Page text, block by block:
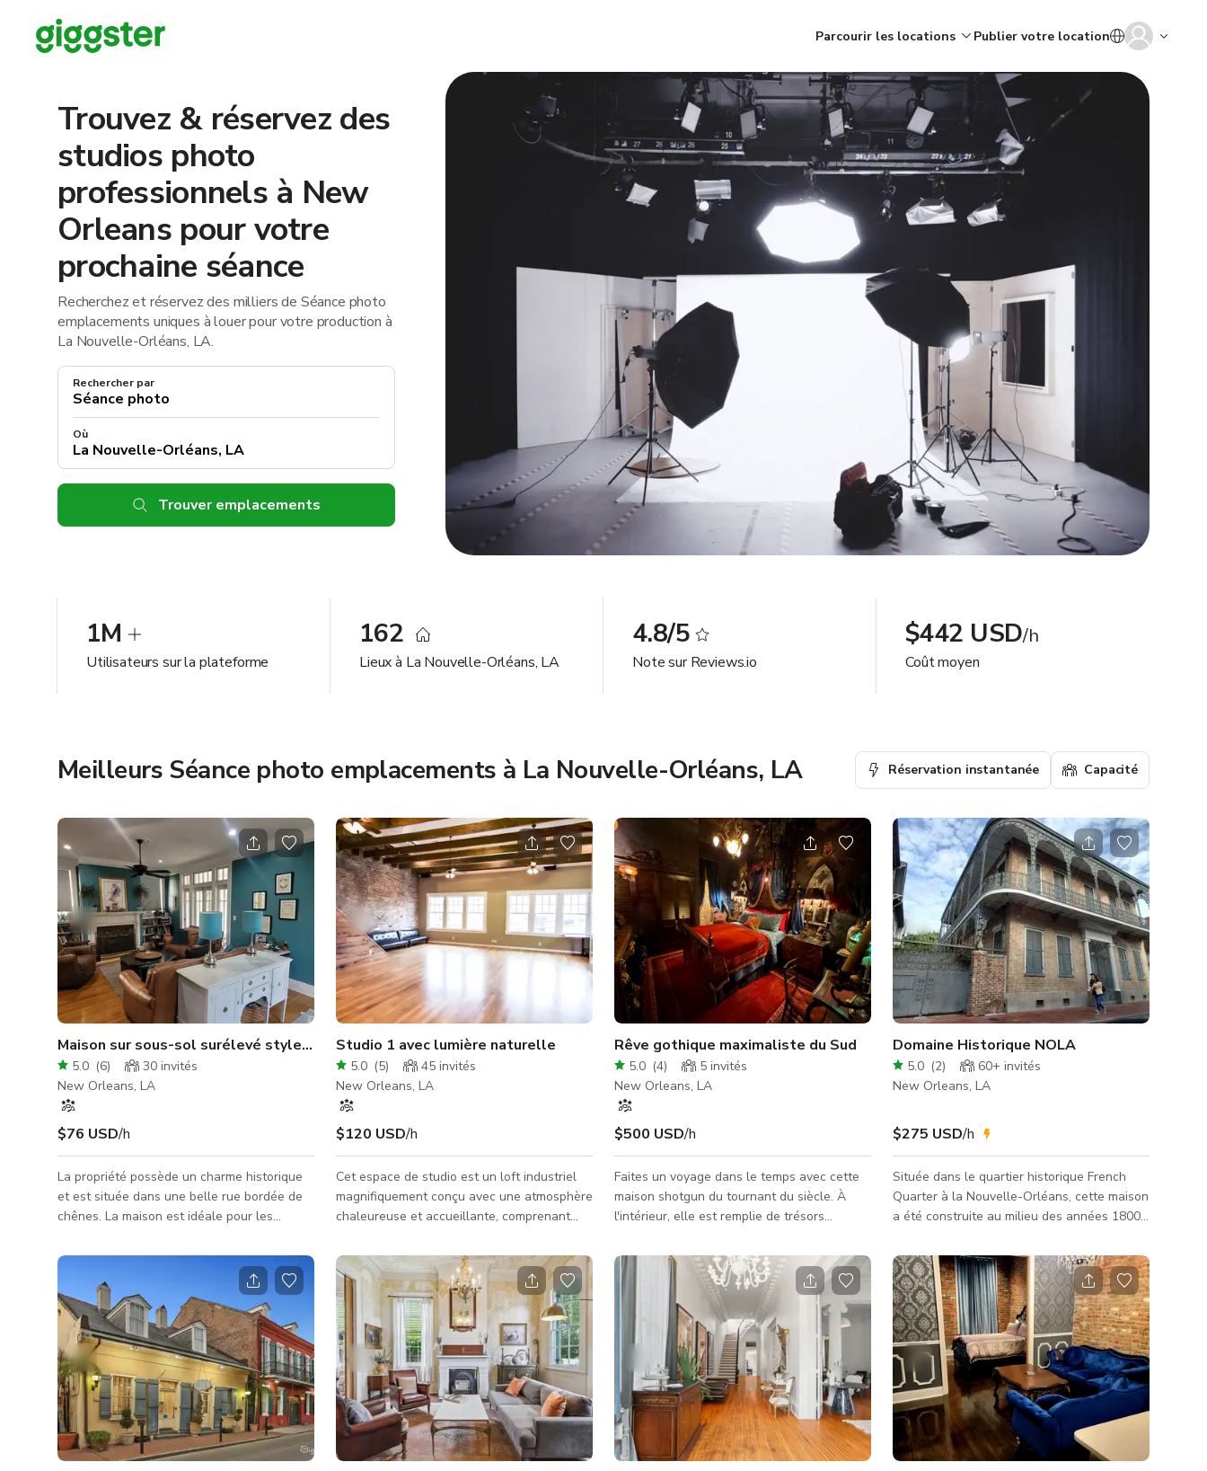
Parcourir les locations Publier votre location
Trouvez & réservez des
studios photo
professionnels à New
Orleans pour votre
prochaine séance
Recherchez et réservez des milliers de Séance photo
emplacements uniques à louer pour votre production à
La Nouvelle-Orléans, LA.
Rechercher par
Où
Trouver emplacements
1M
Utilisateurs sur la plateforme
162
Lieux à La Nouvelle-Orléans, LA
4.8/5
Note sur Reviews.io
$442 USD/h
Coût moyen
Meilleurs Séance photo emplacements à La Nouvelle-Orléans, LA Réservation instantanée Capacité
Maison sur sous-sol surélevé style Craftsman de 1916
5.0 (6) 30 invités
New Orleans, LA
$76 USD/h
La propriété possède un charme historique
et est située dans une belle rue bordée de
chênes. La maison est idéale pour les
l'extérieur. Elle est également idéale pour
les tournages nécessitant un décor intérieur
daté qui peut être amélioré avec du mobilier
approprié à l'époque. La disposition de la
maison offre de nombreux looks différents
avec suffisamment de variété pour
représenter plusieurs lieux. Cette propriété
de trois �
Studio 1 avec lumière naturelle
5.0 (5) 45 invités
New Orleans, LA
$120 USD/h
Cet espace de studio est un loft industriel
magnifiquement conçu avec une atmosphère
chaleureuse et accueillante, comprenant
poutres en bois rustiques et de grandes
fenêtres offrant une abondance de lumière
naturelle. Le plan ouvert et le sol en bois
élégant en font un cadre idéal pour des
réunions d'entreprise, des rassemblements
intimes, des productions créatives et des
séances photo. Avec un équilibre parfait
entre caractère et fonctionnalité,
Rêve gothique maximaliste du Sud
5.0 (4) 5 invités
New Orleans, LA
$500 USD/h
Faites un voyage dans le temps avec cette
maison shotgun du tournant du siècle. À
l'intérieur, elle est remplie de trésors
années, venant du monde entier. Elle est
sombre, d'ambiance, maximaliste,
victorienne. Lorsque vous ouvrez la porte,
vous êtes accueilli par une décoration
gothique du Sud. La taxidermie ancienne
abonde, de petits démons sont assis sur
chaque étagère. Est-elle hantée ? C'est
toujours le moment parfait de la soirée, peu
impo
Domaine Historique NOLA
5.0 (2) 60+ invités
New Orleans, LA
$275 USD/h
Située dans le quartier historique French
Quarter à la Nouvelle-Orléans, cette maison
a été construite au milieu des années 1800.
pouvant accueillir jusqu'à 2-3 voitures.